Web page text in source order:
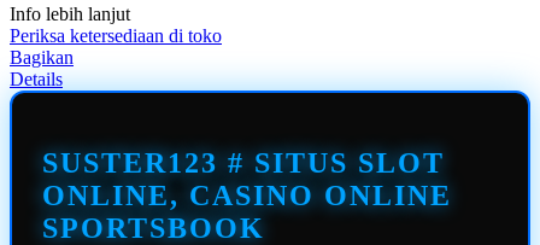
rating
rata-
rata.
Read
13
Reviews.
halaman
yang
sama.
Info lebih lanjut
Periksa ketersediaan di toko
Bagikan
Details
SUSTER123 # SITUS SLOT
ONLINE, CASINO ONLINE
SPORTSBOOK